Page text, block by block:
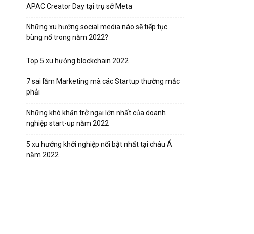
APAC Creator Day tại trụ sở Meta
Những xu hướng social media nào sẽ tiếp tục
bùng nổ trong năm 2022?
Top 5 xu hướng blockchain 2022
7 sai lầm Marketing mà các Startup thường mắc
phải
Những khó khăn trở ngại lớn nhất của doanh
nghiệp start-up năm 2022
5 xu hướng khởi nghiệp nổi bật nhất tại châu Á
năm 2022